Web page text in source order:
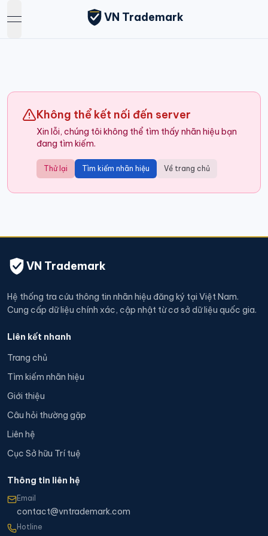
open navigation menu
VN Trademark
Không thể kết nối đến server
Xin lỗi, chúng tôi không thể tìm thấy nhãn hiệu bạn
đang tìm kiếm.
Thử lại Tìm kiếm nhãn hiệu Về trang chủ
VN Trademark
Hệ thống tra cứu thông tin nhãn hiệu đăng ký tại Việt Nam.
Cung cấp dữ liệu chính xác, cập nhật từ cơ sở dữ liệu quốc gia.
Liên kết nhanh
Trang chủ
Tìm kiếm nhãn hiệu
Giới thiệu
Câu hỏi thường gặp
Liên hệ
Cục Sở hữu Trí tuệ
Thông tin liên hệ
Email
contact@vntrademark.com
Hotline